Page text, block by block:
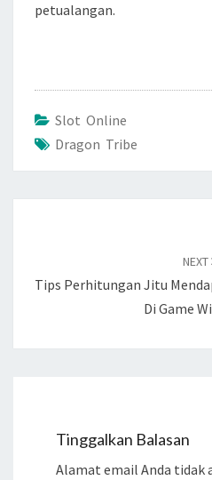
petualangan.
Slot Online
Dragon Tribe
NEXT
Tips Perhitungan Jitu
Di Game
Tinggalkan Balasan
Alamat email Anda tidak